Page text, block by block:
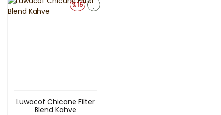
%15
Luwacof Chicane Filter
Blend Kahve